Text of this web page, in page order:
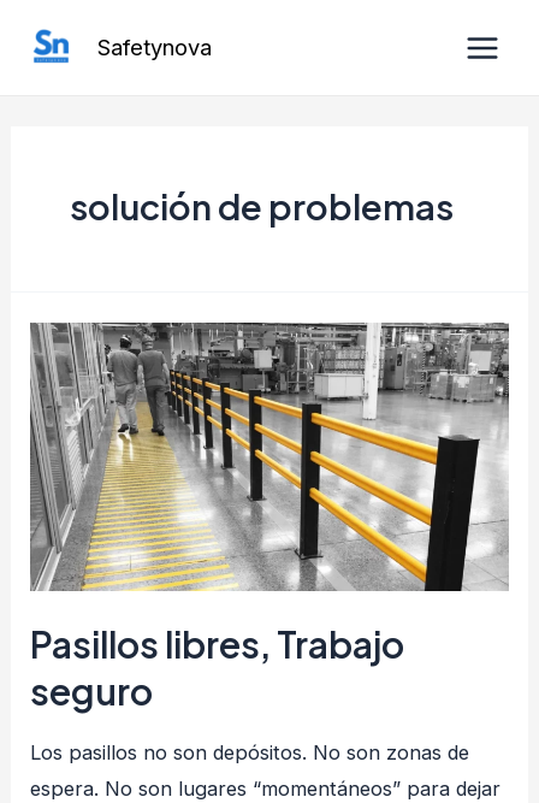
Safetynova
solución de problemas
Pasillos libres, Trabajo
seguro
Los pasillos no son depósitos. No son zonas de
espera. No son lugares “momentáneos” para dejar